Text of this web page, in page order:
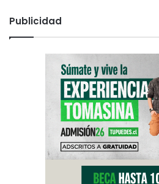
Publicidad